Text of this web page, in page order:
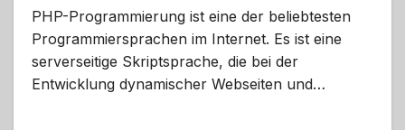
PHP-Programmierung ist eine der beliebtesten
Programmiersprachen im Internet. Es ist eine
serverseitige Skriptsprache, die bei der
Entwicklung dynamischer Webseiten und…